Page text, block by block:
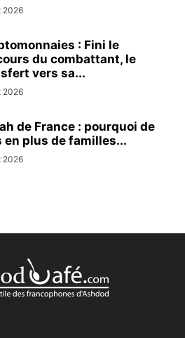
2026
: Fini le
du combattant, le
vers sa...
2026
de France : pourquoi de
en plus de familles...
2026